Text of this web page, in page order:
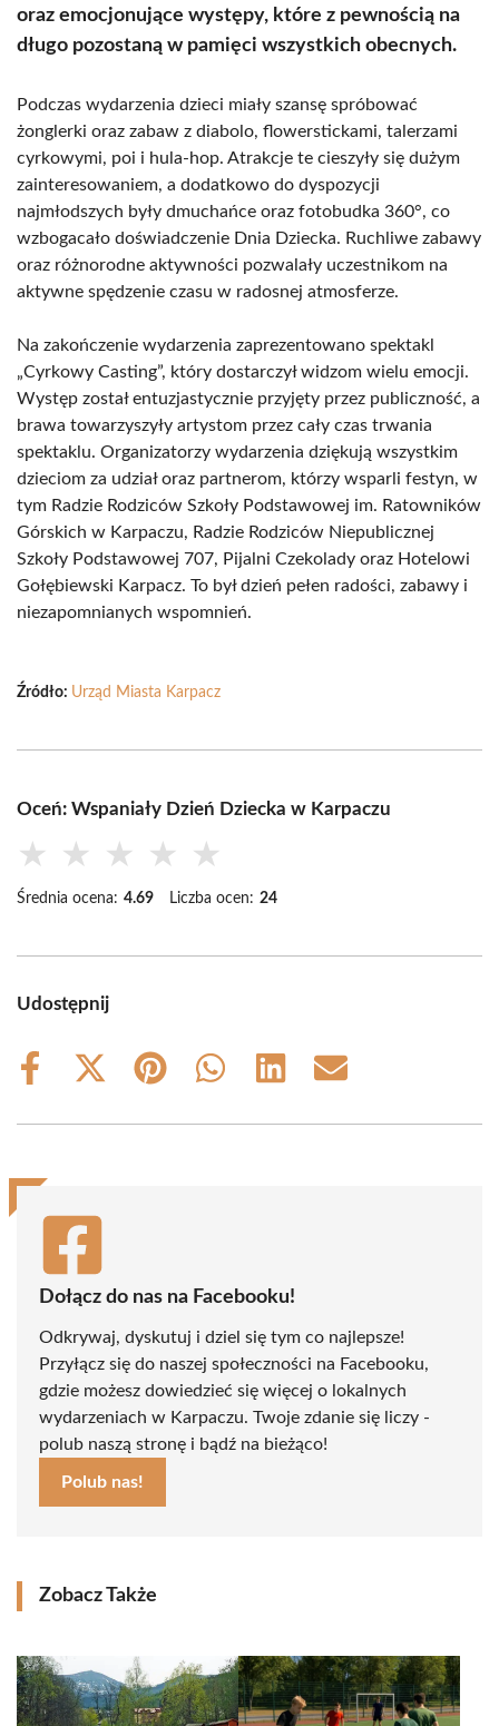
oraz emocjonujące występy, które z pewnością na
długo pozostaną w pamięci wszystkich obecnych.
Podczas wydarzenia dzieci miały szansę spróbować
żonglerki oraz zabaw z diabolo, flowerstickami, talerzami
cyrkowymi, poi i hula-hop. Atrakcje te cieszyły się dużym
zainteresowaniem, a dodatkowo do dyspozycji
najmłodszych były dmuchańce oraz fotobudka 360°, co
wzbogacało doświadczenie Dnia Dziecka. Ruchliwe zabawy
oraz różnorodne aktywności pozwalały uczestnikom na
aktywne spędzenie czasu w radosnej atmosferze.
Na zakończenie wydarzenia zaprezentowano spektakl
„Cyrkowy Casting”, który dostarczył widzom wielu emocji.
Występ został entuzjastycznie przyjęty przez publiczność, a
brawa towarzyszyły artystom przez cały czas trwania
spektaklu. Organizatorzy wydarzenia dziękują wszystkim
dzieciom za udział oraz partnerom, którzy wsparli festyn, w
tym Radzie Rodziców Szkoły Podstawowej im. Ratowników
Górskich w Karpaczu, Radzie Rodziców Niepublicznej
Szkoły Podstawowej 707, Pijalni Czekolady oraz Hotelowi
Gołębiewski Karpacz. To był dzień pełen radości, zabawy i
niezapomnianych wspomnień.
Źródło: Urząd Miasta Karpacz
Oceń: Wspaniały Dzień Dziecka w Karpaczu
★ ★ ★ ★ ★
Średnia ocena: 4.69 Liczba ocen: 24
Udostępnij
Share
Share
(Twitter)
Share
Share
Share
Share
Dołącz do nas na Facebooku!
Odkrywaj, dyskutuj i dziel się tym co najlepsze!
Przyłącz się do naszej społeczności na Facebooku,
gdzie możesz dowiedzieć się więcej o lokalnych
wydarzeniach w Karpaczu. Twoje zdanie się liczy -
polub naszą stronę i bądź na bieżąco!
Polub nas!
Zobacz Także